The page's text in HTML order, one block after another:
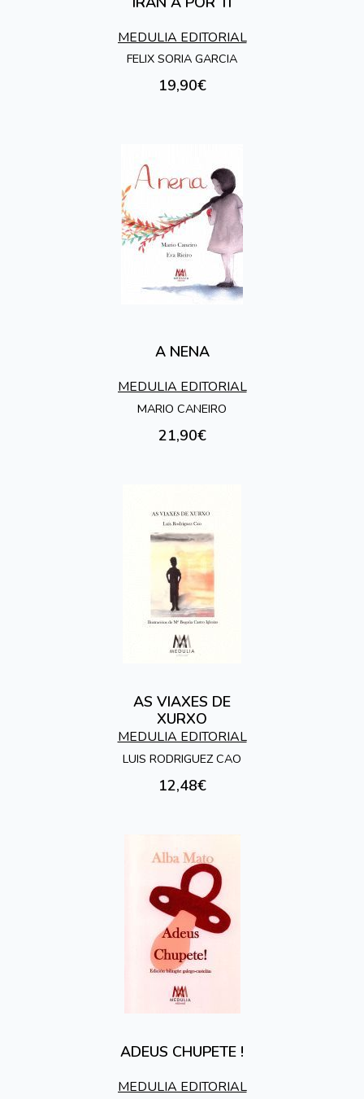
MEDULIA EDITORIAL
FELIX SORIA GARCIA
19,90€
A NENA
MEDULIA EDITORIAL
MARIO CANEIRO
21,90€
AS VIAXES DE
XURXO
MEDULIA EDITORIAL
LUIS RODRIGUEZ CAO
12,48€
ADEUS CHUPETE !
MEDULIA EDITORIAL